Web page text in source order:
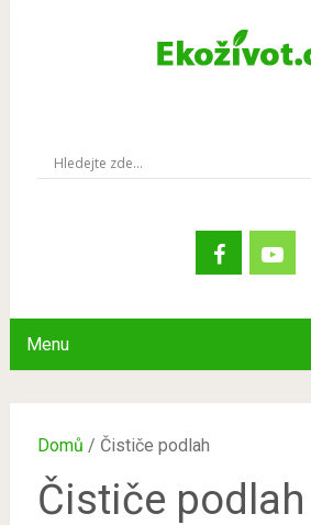
Menu
Domů / Čističe podlah
Čističe podlah